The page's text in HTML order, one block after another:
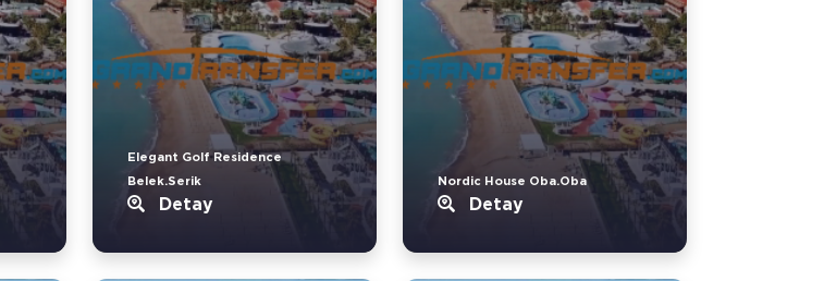
Elegant Golf Residence
Belek.Serik
Detay
Nordic House Oba.Oba
Detay